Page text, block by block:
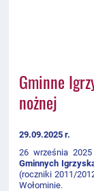
Gminne
nożnej
29.09.2025 r.
26 września 2025
Gminnych
(roczniki 2011/
Wołominie.